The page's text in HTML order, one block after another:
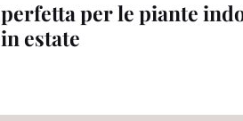
perfetta per le piante
in estate